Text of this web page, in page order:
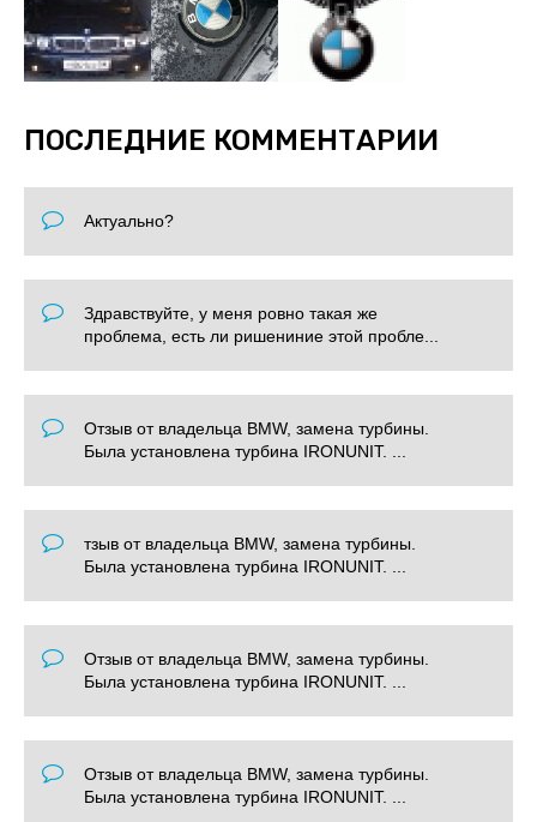
ПОСЛЕДНИЕ КОММЕНТАРИИ
Актуально?
Здравствуйте, у меня ровно такая же
проблема, есть ли ришениние этой пробле...
Отзыв от владельца BMW, замена турбины.
Была установлена турбина IRONUNIT. ...
тзыв от владельца BMW, замена турбины.
Была установлена турбина IRONUNIT. ...
Отзыв от владельца BMW, замена турбины.
Была установлена турбина IRONUNIT. ...
Отзыв от владельца BMW, замена турбины.
Была установлена турбина IRONUNIT. ...